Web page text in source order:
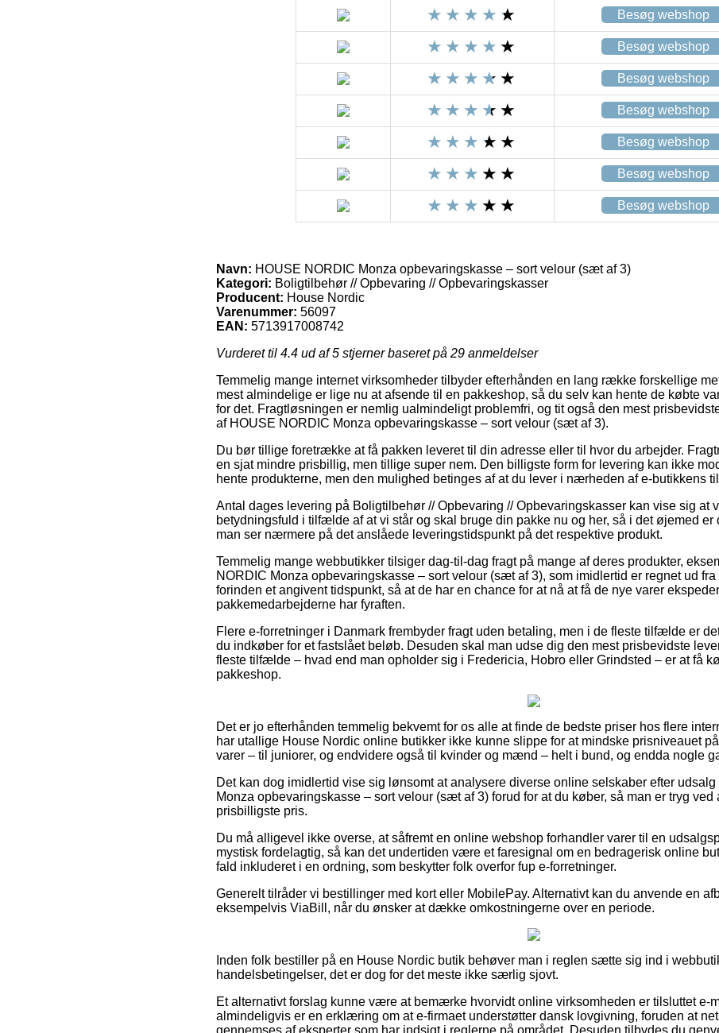
Besøg webshop
Besøg webshop
Besøg webshop
Besøg webshop
Besøg webshop
Besøg webshop
Besøg webshop
Navn: HOUSE NORDIC Monza opbevaringskasse – sort velour (sæt af 3)
Kategori: Boligtilbehør // Opbevaring // Opbevaringskasser
Producent: House Nordic
Varenummer: 56097
EAN: 5713917008742
Vurderet til 4.4 ud af 5 stjerner baseret på 29 anmeldelser
Temmelig mange internet virksomheder tilbyder efterhånden en lang række forskellige
mest almindelige er lige nu at afsende til en pakkeshop, så du selv kan hente de købte
for det. Fragtløsningen er nemlig ualmindeligt problemfri, og tit også den mest
af HOUSE NORDIC Monza opbevaringskasse – sort velour (sæt af 3).
Du bør tillige foretrække at få pakken leveret til din adresse eller til hvor du arbejder.
en sjat mindre prisbillig, men tillige super nem. Den billigste form for levering kan ikke
hente produkterne, men den mulighed betinges af at du lever i nærheden af e-butikkens
Antal dages levering på Boligtilbehør // Opbevaring // Opbevaringskasser kan vise sig
betydningsfuld i tilfælde af at vi står og skal bruge din pakke nu og her, så i det øjemed er
man ser nærmere på det anslåede leveringstidspunkt på det respektive produkt.
Temmelig mange webbutikker tilsiger dag-til-dag fragt på mange af deres produkter,
NORDIC Monza opbevaringskasse – sort velour (sæt af 3), som imidlertid er regnet ud
forinden et angivent tidspunkt, så at de har en chance for at nå at få de nye varer
pakkemedarbejderne har fyraften.
Flere e-forretninger i Danmark frembyder fragt uden betaling, men i de fleste tilfælde er
du indkøber for et fastslået beløb. Desuden skal man udse dig den mest prisbevidste
fleste tilfælde – hvad end man opholder sig i Fredericia, Hobro eller Grindsted – er at få
pakkeshop.
Det er jo efterhånden temmelig bekvemt for os alle at finde de bedste priser hos flere
har utallige House Nordic online butikker ikke kunne slippe for at mindske prisniveauet
varer – til juniorer, og endvidere også til kvinder og mænd – helt i bund, og endda nogle
Det kan dog imidlertid vise sig lønsomt at analysere diverse online selskaber efter
Monza opbevaringskasse – sort velour (sæt af 3) forud for at du køber, så man er tryg ved
prisbilligste pris.
Du må alligevel ikke overse, at såfremt en online webshop forhandler varer til en
mystisk fordelagtig, så kan det undertiden være et faresignal om en bedragerisk online
fald inkluderet i en ordning, som beskytter folk overfor fup e-forretninger.
Generelt tilråder vi bestillinger med kort eller MobilePay. Alternativt kan du anvende en
eksempelvis ViaBill, når du ønsker at dække omkostningerne over en periode.
Inden folk bestiller på en House Nordic butik behøver man i reglen sætte sig ind i
handelsbetingelser, det er dog for det meste ikke særlig sjovt.
Et alternativt forslag kunne være at bemærke hvorvidt online virksomheden er tilsluttet e-
almindeligvis er en erklæring om at e-firmaet understøtter dansk lovgivning, foruden at